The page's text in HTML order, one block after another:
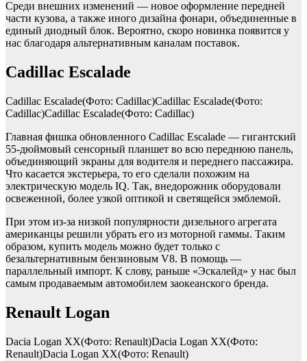
Среди внешних изменений — новое оформление передней
части кузова, а также иного дизайна фонари, объединенные в
единый диодный блок. Вероятно, скоро новинка появится у
нас благодаря альтернативным каналам поставок.
Cadillac Escalade
Cadillac Escalade(Фото: Cadillac)Cadillac Escalade(Фото:
Cadillac)Cadillac Escalade(Фото: Cadillac)
Главная фишка обновленного Cadillac Escalade — гигантский
55-дюймовый сенсорный планшет во всю переднюю панель,
объединяющий экраны для водителя и переднего пассажира.
Что касается экстерьера, то его сделали похожим на
электрическую модель IQ. Так, внедорожник оборудовали
освеженной, более узкой оптикой и светящейся эмблемой.
При этом из-за низкой популярности дизельного агрегата
американцы решили убрать его из моторной гаммы. Таким
образом, купить модель можно будет только с
безальтернативным бензиновым V8. В помощь —
параллельный импорт. К слову, раньше «Эскалейд» у нас был
самым продаваемым автомобилем заокеанского бренда.
Renault Logan
Dacia Logan XX(Фото: Renault)Dacia Logan XX(Фото:
Renault)Dacia Logan XX(Фото: Renault)